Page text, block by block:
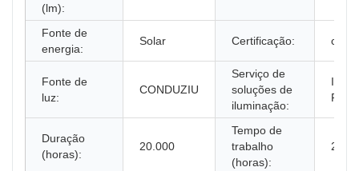
(lm):
Fonte de
energia:
Solar Certificação: ce,
Fonte de
luz:
CONDUZIU
Serviço de
soluções de
iluminação:
Duração
(horas):
20.000
Tempo de
trabalho
(horas):